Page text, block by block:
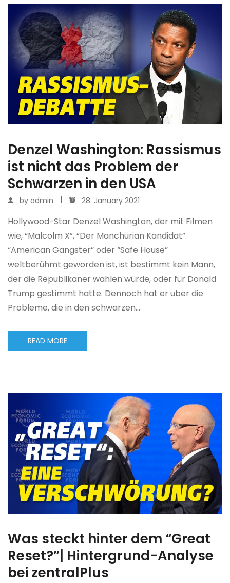
Denzel Washington: Rassismus
ist nicht das Problem der
Schwarzen in den USA
by admin 28. January 2021
Hollywood-Star Denzel Washington, der mit Filmen
wie, “Malcolm X”, “Der Manchurian Kandidat”.
“American Gangster” oder “Safe House”
weltberühmt geworden ist, ist bestimmt kein Mann,
der die Republikaner wählen würde, oder für Donald
Trump gestimmt hätte. Dennoch hat er über die
Probleme, die in den schwarzen…
READ MORE
Was steckt hinter dem “Great
Reset?”| Hintergrund-Analyse
bei zentralPlus